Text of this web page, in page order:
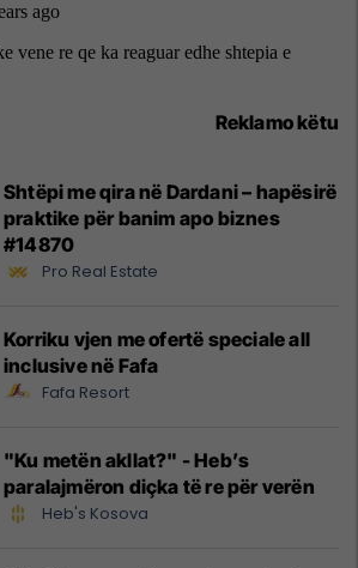
Reklamo këtu
Shtëpi me qira në Dardani – hapësirë
praktike për banim apo biznes
#14870
Pro Real Estate
Korriku vjen me ofertë speciale all
inclusive në Fafa
Fafa Resort
"Ku metën akllat?" - Heb’s
paralajmëron diçka të re për verën
Heb's Kosova